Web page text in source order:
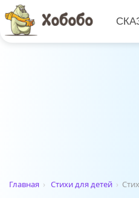
Главная › Стихи для детей ›